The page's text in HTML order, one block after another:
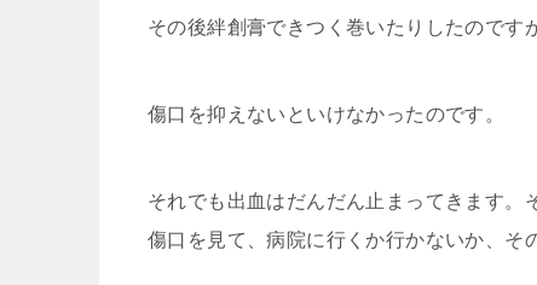
その後絆創膏できつく巻いたりしたのです
傷口を抑えないといけなかったのです。
それでも出血はだんだん止まってきます。
傷口を見て、病院に行くか行かないか、そ